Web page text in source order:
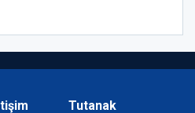
Tutanak